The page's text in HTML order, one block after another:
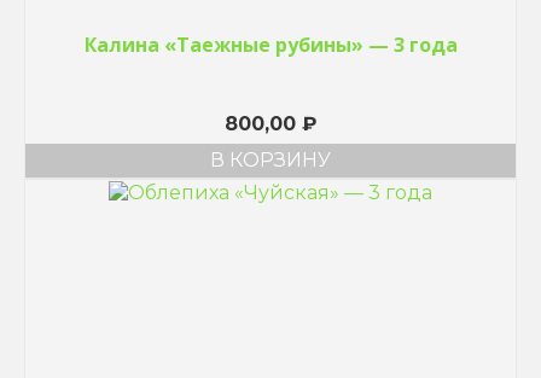
Калина «Таежные рубины» — 3 года
800,00 ₽
В КОРЗИНУ